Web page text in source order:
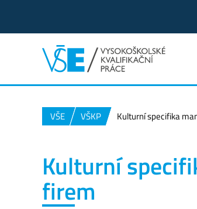
VŠE VŠKP Kulturní specifika
Kulturní
firem